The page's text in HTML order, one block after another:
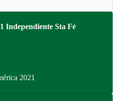
Independiente Sta Fé
2021